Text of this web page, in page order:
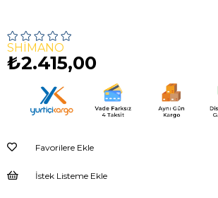
SHIMANO
₺2.415,00
Favorilere Ekle
İstek Listeme Ekle